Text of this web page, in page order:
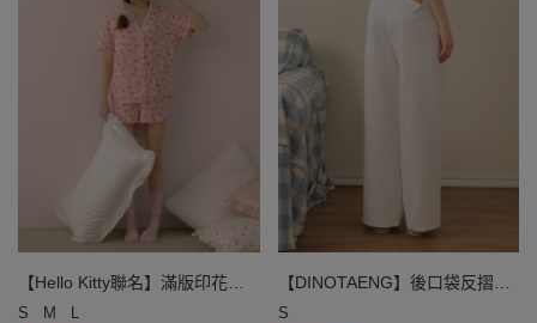
【Hello Kitty聯名】滿版印花短
袖上衣短褲家居服套裝
S M L
【DINOTAENG】後口袋反摺毛
巾繡斜紋休閒長褲
S